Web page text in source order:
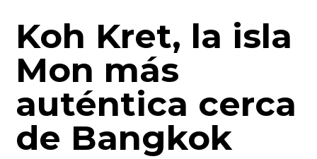
Koh Kret, la isla
Mon más
auténtica cerca
de Bangkok